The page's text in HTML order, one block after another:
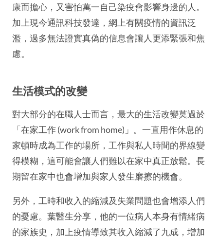
康而擔心，又害怕萬一自己染疫會影響身邊的人。
加上現今通訊科技發達，網上有關疫情的資訊泛
濫，過多無法證實真偽的信息會讓人更添緊張和焦
慮。
生活模式的改變
對大部分的在職人士而言，最大的生活改變莫過於
「在家工作 (work from home)」。一直用作休息的
家頓時成為工作的場所，工作與私人時間的界線變
得模糊，這可能會讓人們難以在家中真正放鬆。長
期留在家中也會增加與家人發生磨擦的機會。
另外，工時和收入的縮減及失業問題也會增添人們
的憂慮。葉醫生分享，他的一位病人本身有情緒病
的家族史，加上疫情導致其收入縮減了九成，增加